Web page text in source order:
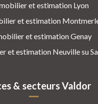
et estimation Lyon
et estimation
et estimation Genay
et estimation Neuville su
& secteurs Valdor